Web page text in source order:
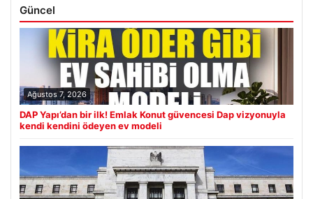
Güncel
Ağustos 7, 2026
DAP Yapı’dan bir ilk! Emlak Konut güvencesi Dap vizyonuyla
kendi kendini ödeyen ev modeli